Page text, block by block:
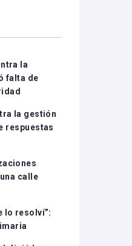
disminuir
el
la
falta de
la gestión
respuestas
calle
lo resolví”: